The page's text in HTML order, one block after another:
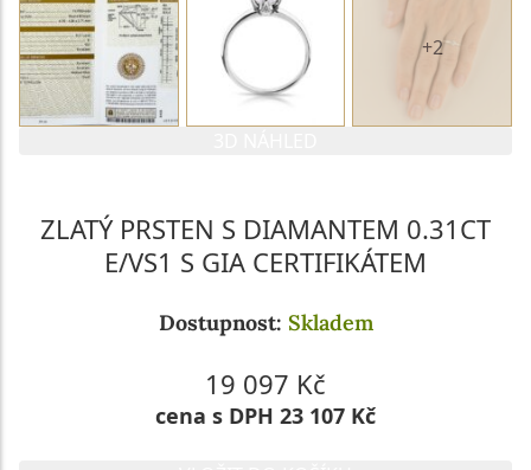
+2
ZLATÝ PRSTEN S DIAMANTEM 0.31CT
E/VS1 S GIA CERTIFIKÁTEM
Dostupnost: Skladem
19 097 Kč
cena s DPH 23 107 Kč